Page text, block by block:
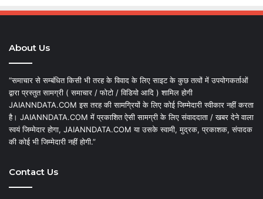
About Us
“समाचार से सम्बंधित किसी भी तरह के विवाद के लिए साइट के कुछ तत्वों में उपयोगकर्ताओं
द्वारा प्रस्तुत सामग्री ( समाचार / फोटो / विडियो आदि ) शामिल होगी
JAIANNDATA.COM इस तरह की सामग्रियों के लिए कोई जिम्मेदारी स्वीकार नहीं करता
है। JAIANNDATA.COM में प्रकाशित ऐसी सामग्री के लिए संवाददाता / खबर देने वाला
स्वयं जिम्मेदार होगा, JAIANNDATA.COM या उसके स्वामी, मुद्रक, प्रकाशक, संपादक
की कोई भी जिम्मेदारी नहीं होगी.”
Contact Us